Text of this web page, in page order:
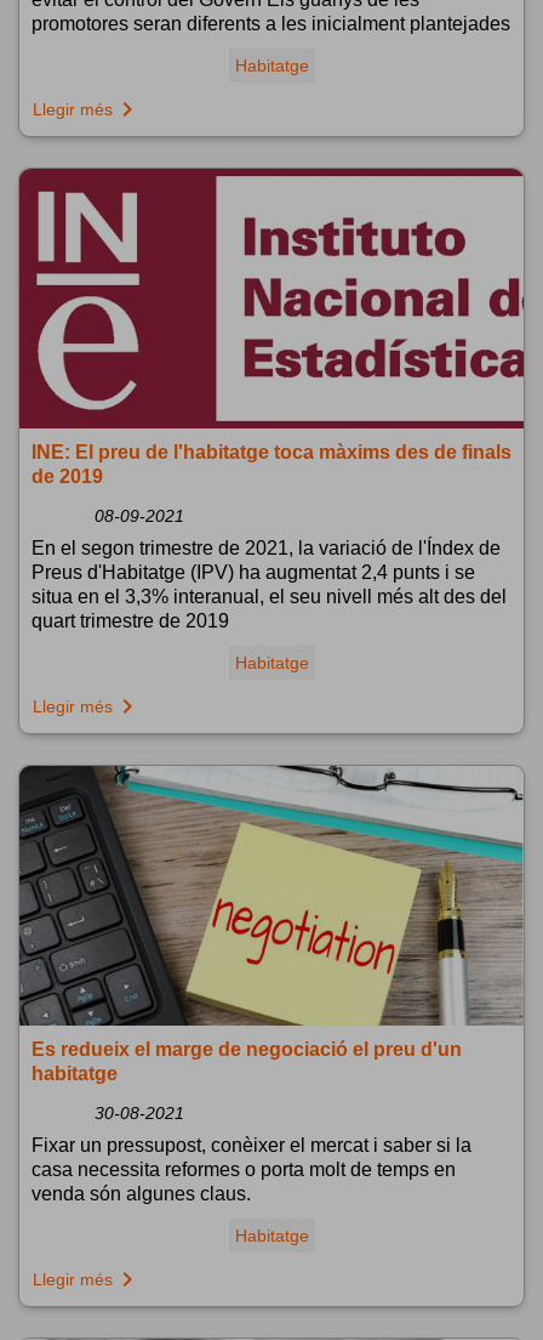
promotores seran diferents a les inicialment plantejades
Habitatge
Llegir més navigate_next
INE: El preu de l'habitatge toca màxims des de finals
de 2019
08-09-2021
En el segon trimestre de 2021, la variació de l'Índex de
Preus d'Habitatge (IPV) ha augmentat 2,4 punts i se
situa en el 3,3% interanual, el seu nivell més alt des del
quart trimestre de 2019
Habitatge
Llegir més navigate_next
Es redueix el marge de negociació el preu d'un
habitatge
30-08-2021
Fixar un pressupost, conèixer el mercat i saber si la
casa necessita reformes o porta molt de temps en
venda són algunes claus.
Habitatge
Llegir més navigate_next